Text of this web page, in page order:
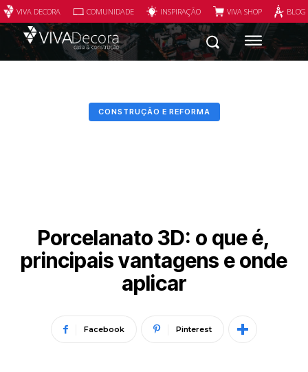
VIVA DECORA COMUNIDADE INSPIRAÇÃO VIVA SHOP
CONSTRUÇÃO E REFORMA
Porcelanato 3D: o que é,
principais vantagens e onde
aplicar
Facebook Pinterest